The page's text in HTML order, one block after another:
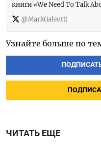
книги «We Need To Talk
@MarkGaleotti
Узнайте больше по
ЧИТАТЬ ЕЩЕ